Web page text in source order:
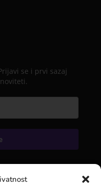
se i prvi sazaj